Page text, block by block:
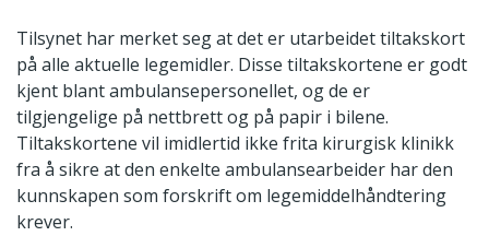
Tilsynet har merket seg at det er utarbeidet tiltakskort
på alle aktuelle legemidler. Disse tiltakskortene er godt
kjent blant ambulansepersonellet, og de er
tilgjengelige på nettbrett og på papir i bilene.
Tiltakskortene vil imidlertid ikke frita kirurgisk klinikk
fra å sikre at den enkelte ambulansearbeider har den
kunnskapen som forskrift om legemiddelhåndtering
krever.